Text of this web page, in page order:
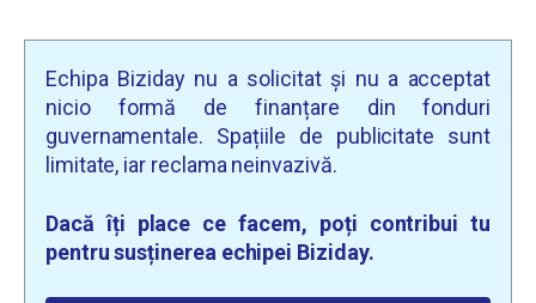
Echipa Biziday nu a solicitat și nu a acceptat
nicio formă de finanțare din fonduri
guvernamentale. Spațiile de publicitate sunt
limitate, iar reclama neinvazivă.
Dacă îți place ce facem, poți contribui tu
pentru susținerea echipei Biziday.